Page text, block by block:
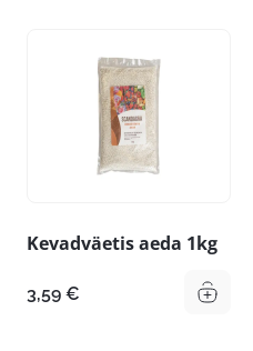
Kevadväetis aeda 1kg
3,59 €